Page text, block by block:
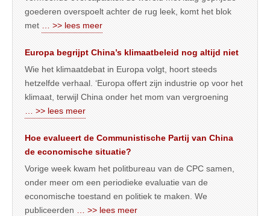
goederen overspoelt achter de rug leek, komt het blok
met … >> lees meer
Europa begrijpt China’s klimaatbeleid nog altijd niet
Wie het klimaatdebat in Europa volgt, hoort steeds
hetzelfde verhaal. ‘Europa offert zijn industrie op voor het
klimaat, terwijl China onder het mom van vergroening
… >> lees meer
Hoe evalueert de Communistische Partij van China
de economische situatie?
Vorige week kwam het politbureau van de CPC samen,
onder meer om een periodieke evaluatie van de
economische toestand en politiek te maken. We
publiceerden … >> lees meer